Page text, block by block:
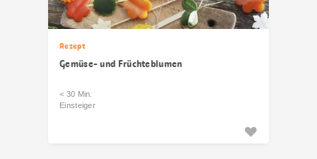
Rezept
Gemüse- und Früchteblumen
< 30 Min.
Einsteiger